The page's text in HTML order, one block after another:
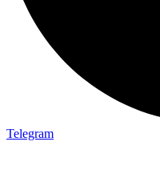
Telegram